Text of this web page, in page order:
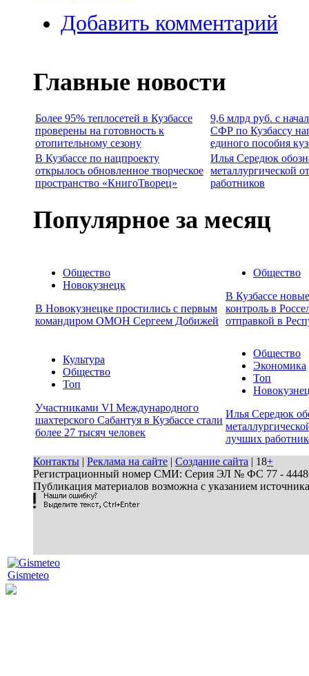
Добавить комментарий
Главные новости
Более 95% теплосетей в Кузбассе
проверены на готовность к
отопительному сезону
9,6 млрд руб. с
СФР по Кузбассу
единого пособия
В Кузбассе по нацпроекту
открылось обновленное творческое
пространство «КнигоТворец»
Илья Середюк
металлургической
работников
Популярное за месяц
Общество
Новокузнецк
В Новокузнецке простились с первым
командиром ОМОН Сергеем Добижей
Общество
В Кузбассе
контроль в
отправкой в
Культура
Общество
Топ
Участниками VI Международного
шахтерского Сабантуя в Кузбассе стали
более 27 тысяч человек
Общество
Экономика
Топ
Илья Середюк
лучших
Контакты | Реклама на сайте | Создание сайта | 18+
Регистрационный номер СМИ: Серия ЭЛ № ФС 77 - 44486
Публикация материалов возможна с указанием
Gismeteo